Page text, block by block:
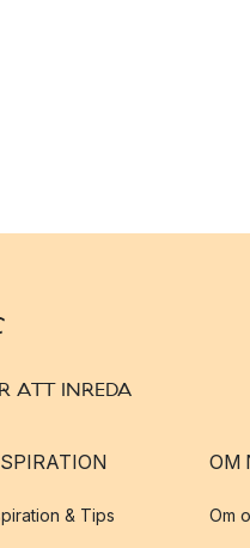
ATT INREDA
& Tips
OM
Om